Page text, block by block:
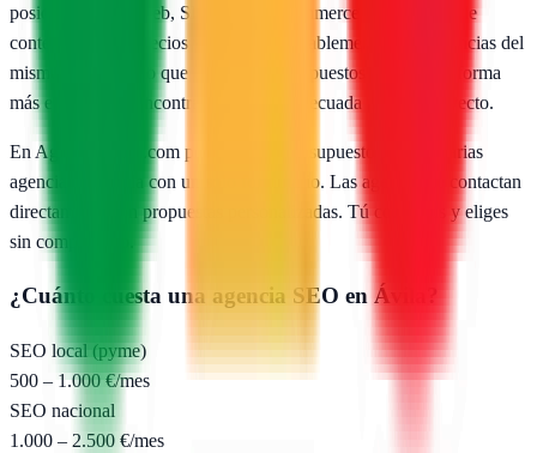
posicionamiento web, SEO local, e-commerce y marketing de
contenidos. Los precios varían considerablemente entre agencias del
mismo nivel, por lo que comparar presupuestos reales es la forma
más eficiente de encontrar la agencia adecuada para tu proyecto.
En AgenciasSEO.com puedes pedir presupuesto gratis a varias
agencias de
con un solo formulario. Las agencias te contactan
directamente con propuestas personalizadas. Tú comparas y eliges
sin compromiso.
¿Cuánto cuesta una agencia SEO en Ávila
SEO local (pyme)
500 – 1.000 €/mes
SEO nacional
1.000 – 2.500 €/mes